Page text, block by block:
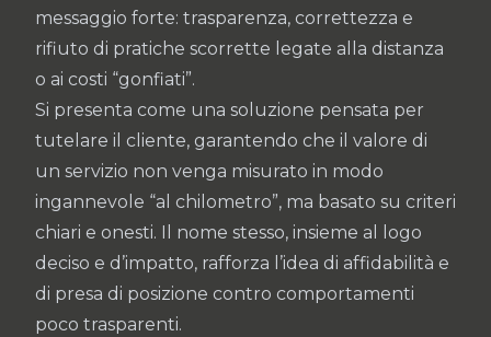
messaggio forte: trasparenza, correttezza e
rifiuto di pratiche scorrette legate alla distanza
o ai costi “gonfiati”.
Si presenta come una soluzione pensata per
tutelare il cliente, garantendo che il valore di
un servizio non venga misurato in modo
ingannevole “al chilometro”, ma basato su criteri
chiari e onesti. Il nome stesso, insieme al logo
deciso e d’impatto, rafforza l’idea di affidabilità e
di presa di posizione contro comportamenti
poco trasparenti.